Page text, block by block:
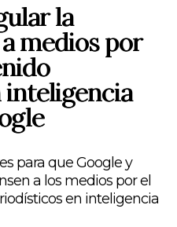
la
medios por
para que Google y
a los medios por el
en inteligencia